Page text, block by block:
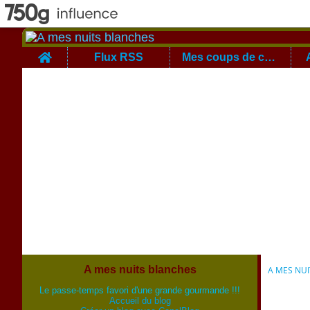
Home Flux RSS Mes coups de coeur
A mes nuits blanches
Le passe-temps favori d'une grande gourmande !!!
Accueil du blog
A MES